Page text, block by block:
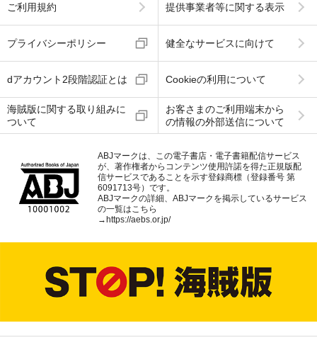
ご利用規約 提供事業者等に関する表示
プライバシーポリシー 健全なサービスに向けて
dアカウント2段階認証とは Cookieの利用について
海賊版に関する取り組みに
ついて
お客さまのご利用端末から
の情報の外部送信について
ABJマークは、この電子書店・電子書籍配信サービス
が、著作権者からコンテンツ使用許諾を得た正規版配
信サービスであることを示す登録商標（登録番号 第
6091713号）です。
ABJマークの詳細、ABJマークを掲示しているサービス
の一覧はこちら
→https://aebs.or.jp/